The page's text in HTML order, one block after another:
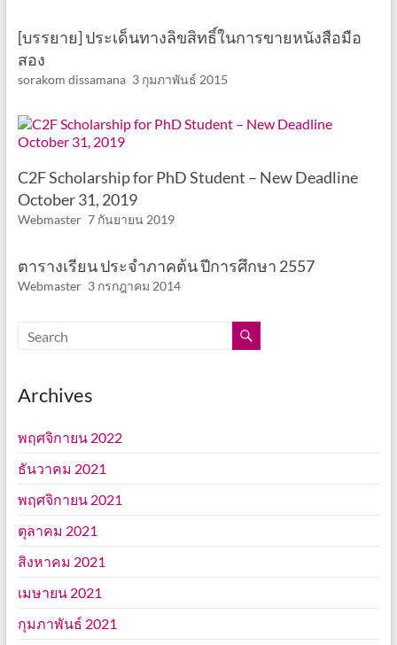
[บรรยาย] ประเด็นทางลิขสิทธิ์ในการขายหนังสือมือ
สอง
sorakom dissamana 3 กุมภาพันธ์ 2015
C2F Scholarship for PhD Student – New Deadline
October 31, 2019
Webmaster 7 กันยายน 2019
ตารางเรียน ประจำภาคต้น ปีการศึกษา 2557
Webmaster 3 กรกฎาคม 2014
Archives
พฤศจิกายน 2022
ธันวาคม 2021
พฤศจิกายน 2021
ตุลาคม 2021
สิงหาคม 2021
เมษายน 2021
กุมภาพันธ์ 2021